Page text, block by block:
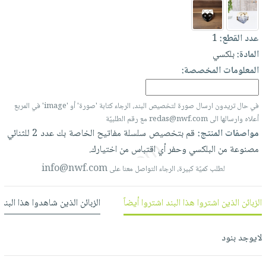
العناية
بالأسنان
الحمية
والتغذية
أدوات
المائدة
الأوعية
والتخزين
المطبخ
الأكثر
مبيعاً
العودة
للمدارس
اكسسوارات
كتب
اكسسوارات
منزلية
اكسسوارات
ملابس
مطرزات
حقائب
حلي
عناية
بالذات
شحن
مجاني
بنود
مختارة
اشتراكات
كل
الاشتراكات
صندوق
القراءة
iKitab
بحث
متقدم
عن
الشركة
الشركة
حسابك
الأمنيات
عدد القطع:1
المادة:بلكسي
المعلومات المخصصة:
في حال تريدون ارسال صورة لتخصيص البند، الرجاء كتابة 'صورة' أو 'image' في المربع
أعلاه وارسالها الى redas@nwf.com مع رقم الطلبيّة
مواصفات المنتج: قمبتخصيص سلسلة مفاتيح الخاصة بكعدد 2 للثنائي
مصنوعة من البلكسي وحفرأياقتباس من اختيارك.
لطلب كميّة كبيرة، الرجاء التواصل معنا علىinfo@nwf.com
الزبائن الذين اشتروا هذا البند اشتروا أيضاً الزبائن الذين شاهدوا هذا
لايوجد بنود